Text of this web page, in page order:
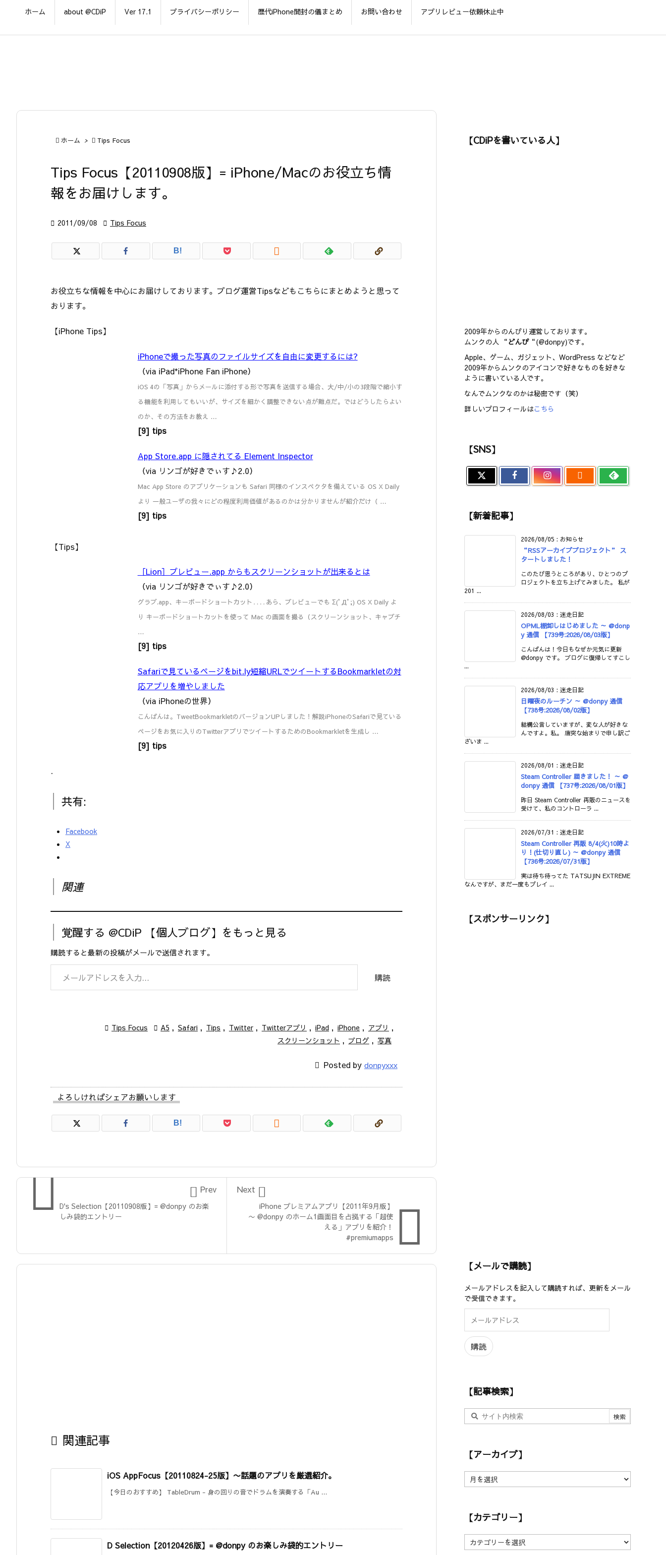
ホーム about @CDiP Ver 17.1 プライバシーポリシー 歴代iPhone開封の儀まとめ お問い合わせ アプリレビュー依頼休止中
 ホーム >  Tips Focus
Tips Focus【20110908版】= iPhone/Macのお役立ち情
報をお届けします。
 2011/09/08  Tips Focus
B! 
お役立ちな情報を中心にお届けしております。ブログ運営Tipsなどもこちらにまとめようと思って
おります。
【iPhone Tips】
iPhoneで撮った写真のファイルサイズを自由に変更するには?
（via iPad*iPhone Fan iPhone）
iOS 4の「写真」からメールに添付する形で写真を送信する場合、大/中/小の3段階で縮小す
る機能を利用してもいいが、サイズを細かく調整できない点が難点だ。ではどうしたらよい
のか、その方法をお教え …
[9] tips
App Store.app に隠されてる Element Inspector
（via リンゴが好きでぃす♪2.0）
Mac App Store のアプリケーションも Safari 同様のインスペクタを備えている OS X Daily
より 一般ユーザの我々にどの程度利用価値があるのかは分かりませんが紹介だけ（ …
[9] tips
【Tips】
［Lion］プレビュー.app からもスクリーンショットが出来るとは
（via リンゴが好きでぃす♪2.0）
グラブ.app、キーボードショートカット‥‥あら、プレビューでも Σ(ﾟДﾟ;) OS X Daily よ
り キーボードショートカットを使って Mac の画面を撮る（スクリーンショット、キャプチ
…
[9] tips
Safariで見ているページをbit.ly短縮URLでツイートするBookmarkletの対
応アプリを増やしました
（via iPhoneの世界）
こんばんは。TweetBookmarkletのバージョンUPしました！解説iPhoneのSafariで見ている
ページをお気に入りのTwitterアプリでツイートするためのBookmarkletを生成し …
[9] tips
.
共有:
Facebook
X
関連
覚醒する @CDiP 【個人ブログ】をもっと見る
購読すると最新の投稿がメールで送信されます。
メールアドレスを入力...
購読
 Tips Focus  A5 , Safari , Tips , Twitter , Twitterアプリ , iPad , iPhone , アプリ ,
スクリーンショット , ブログ , 写真
 Posted by donpyxxx
よろしければシェアお願いします
B! 

iPhone プレミアムアプリ【2011年9月版】
〜 @donpy のホーム1画面目を占拠する「超使
える」アプリを紹介！
#premiumapps

Next
D's Selection【20110908版】= @donpy のお楽
しみ袋的エントリー
 Prev
 関連記事
iOS AppFocus【20110824-25版】〜話題のアプリを厳選紹介。
【今日のおすすめ】 TableDrum - 身の回りの音でドラムを演奏する「Au ...
D Selection【20120426版】= @donpy のお楽しみ袋的エントリー
【CDiPを書いている人】
2009年からのんびり運営しております。
ムンクの人 “ どんぴ“(@donpy)です。
Apple、ゲーム、ガジェット、WordPress などなど
2009年からムンクのアイコンで好きなものを好きな
ように書いている人です。
なんでムンクなのかは秘密です（笑）
詳しいプロフィールはこちら
【SNS】

【新着記事】
2026/08/05 : お知らせ
“RSSアーカイブプロジェクト” ス
タートしました！
このたび思うところがあり、ひとつのプ
ロジェクトを立ち上げてみました。 私が
201 ...
2026/08/03 : 迷走日記
OPML棚卸しはじめました ～ @donp
y 通信 【739号:2026/08/03版】
こんばんは！今日もなぜか元気に更新
@donpy です。 ブログに復帰してすこし
...
2026/08/03 : 迷走日記
日曜夜のルーチン ～ @donpy 通信
【738号:2026/08/02版】
結構公言していますが、変な人が好きな
んですよ。私。 唐突な始まりで申し訳ご
ざいま ...
2026/08/01 : 迷走日記
Steam Controller 届きました！ ～ @
donpy 通信 【737号:2026/08/01版】
昨日 Steam Controller 再販のニュースを
受けて、私のコントローラ ...
2026/07/31 : 迷走日記
Steam Controller 再販 8/4(火)10時よ
り！(仕切り直し) ～ @donpy 通信
【736号:2026/07/31版】
実は待ち待ってた TATSUJIN EXTREME
なんですが、まだ一度もプレイ ...
【スポンサーリンク】
【メールで購読】
メールアドレスを記入して購読すれば、更新をメール
で受信できます。
ル
ア
ド
購読
【記事検索】
【アーカイブ】
ア
イ
】
【カテゴリー】
【
カ